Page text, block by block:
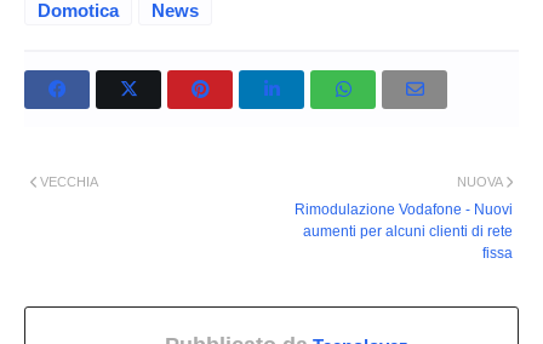
Domotica News
NUOVA
Rimodulazione Vodafone - Nuovi
aumenti per alcuni clienti di rete
fissa
VECCHIA